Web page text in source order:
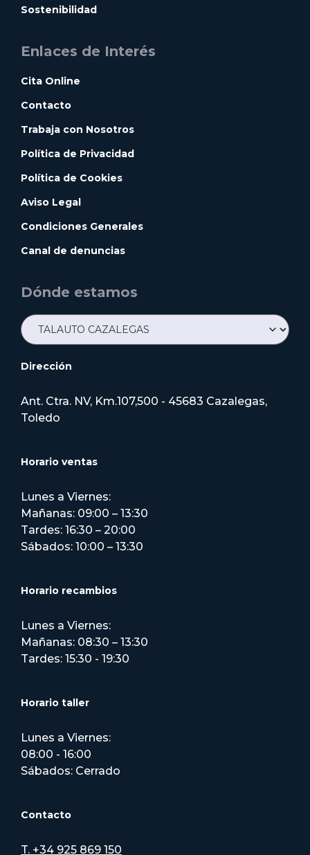
Sostenibilidad
Enlaces de Interés
Cita Online
Contacto
Trabaja con Nosotros
Política de Privacidad
Política de Cookies
Aviso Legal
Condiciones Generales
Canal de denuncias
Dónde estamos
Dirección
Ant. Ctra. NV, Km.107,500 - 45683 Cazalegas,
Toledo
Horario ventas
Lunes a Viernes:
Mañanas: 09:00 – 13:30
Tardes: 16:30 – 20:00
Sábados: 10:00 – 13:30
Horario recambios
Lunes a Viernes:
Mañanas: 08:30 – 13:30
Tardes: 15:30 - 19:30
Horario taller
Lunes a Viernes:
08:00 - 16:00
Sábados: Cerrado
Contacto
T. +34 925 869 150